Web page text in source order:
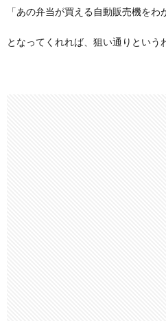
「あの弁当が買える自動販売機をわ
となってくれれば、狙い通りという